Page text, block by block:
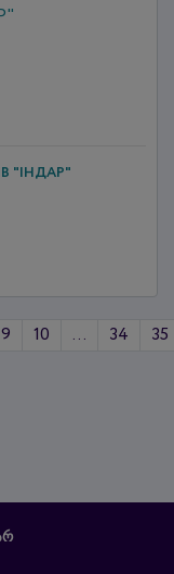
"ІНДАР"
9 10 ... 34 35